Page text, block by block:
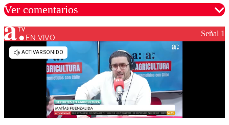
Ver comentarios
Los comentarios son moderados para garantizar un
diálogo respetuoso.
EN VIVO Señal 1